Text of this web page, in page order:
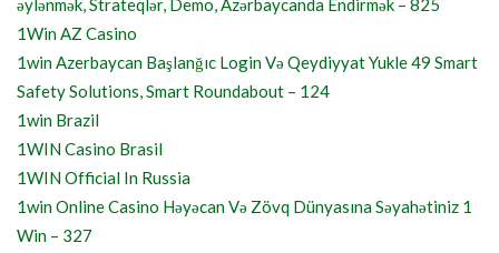
əylənmək, Strateqlər, Demo, Azərbaycanda Endirmək – 825
1Win AZ Casino
1win Azerbaycan Başlanğıc Login Və Qeydiyyat Yukle 49 Smart
Safety Solutions, Smart Roundabout – 124
1win Brazil
1WIN Casino Brasil
1WIN Official In Russia
1win Online Casino Həyəcan Və Zövq Dünyasına Səyahətiniz 1
Win – 327